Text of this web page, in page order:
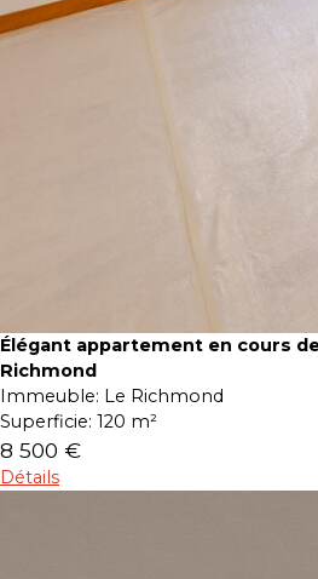
Élégant appartement en cours
Richmond
Immeuble: Le Richmond
Superficie: 120 m²
8 500 €
Détails